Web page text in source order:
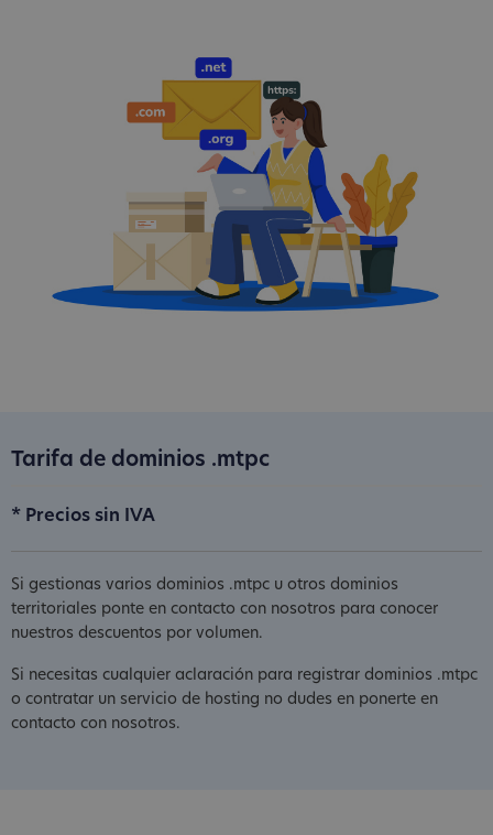
Tarifa de dominios .mtpc
* Precios sin IVA
Si gestionas varios dominios .mtpc u otros dominios
territoriales ponte en contacto con nosotros para conocer
nuestros descuentos por volumen.
Si necesitas cualquier aclaración para registrar dominios .mtpc
o contratar un servicio de hosting no dudes en ponerte en
contacto con nosotros.